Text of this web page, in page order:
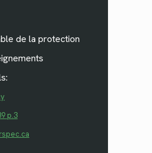
de la protection
p.3